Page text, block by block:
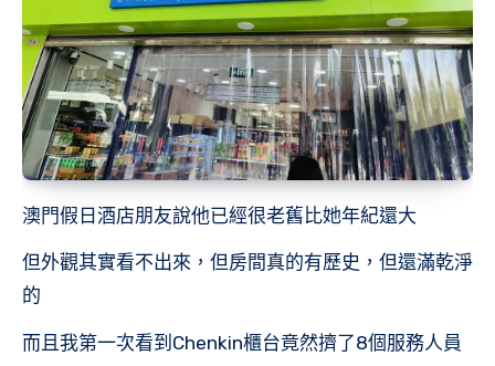
澳門假日酒店朋友說他已經很老舊比她年紀還大
但外觀其實看不出來，但房間真的有歷史，但還滿乾淨
的
而且我第一次看到Chenkin櫃台竟然擠了8個服務人員